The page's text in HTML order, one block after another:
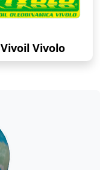
Vivoil Vivolo